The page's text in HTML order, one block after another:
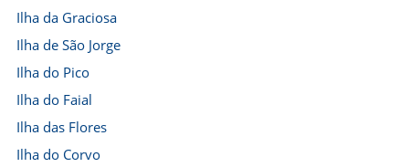
Ilha da Graciosa
Ilha de São Jorge
Ilha do Pico
Ilha do Faial
Ilha das Flores
Ilha do Corvo